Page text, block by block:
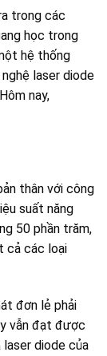
trong các
học trong
hệ thống
laser diode
nay,
thân với công
suất năng
50 phần trăm,
cả các loại
đơn lẻ phải
vẫn đạt được
diode của